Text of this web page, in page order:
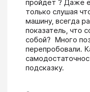
пройдет ? Даже
только слушая
машину, всегда
показатель, что
собой?  Много
перепробовали.
подсказку.